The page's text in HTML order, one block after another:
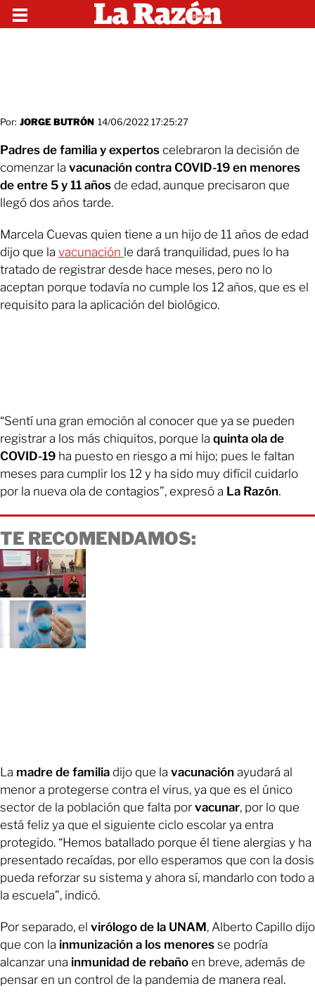
Por: JORGE BUTRÓN 14/06/2022 17:25:27
Padres de familia y expertos celebraron la decisión de
comenzar la vacunación contra COVID-19 en menores
de entre 5 y 11 años de edad, aunque precisaron que
llegó dos años tarde.
Marcela Cuevas quien tiene a un hijo de 11 años de edad
dijo que la vacunación le dará tranquilidad, pues lo ha
tratado de registrar desde hace meses, pero no lo
aceptan porque todavía no cumple los 12 años, que es el
requisito para la aplicación del biológico.
“Sentí una gran emoción al conocer que ya se pueden
registrar a los más chiquitos, porque la quinta ola de
COVID-19 ha puesto en riesgo a mi hijo; pues le faltan
meses para cumplir los 12 y ha sido muy difícil cuidarlo
por la nueva ola de contagios”, expresó a La Razón.
TE RECOMENDAMOS:
La madre de familia dijo que la vacunación ayudará al
menor a protegerse contra el virus, ya que es el único
sector de la población que falta por vacunar, por lo que
está feliz ya que el siguiente ciclo escolar ya entra
protegido. “Hemos batallado porque él tiene alergias y ha
presentado recaídas, por ello esperamos que con la dosis
pueda reforzar su sistema y ahora sí, mandarlo con todo a
la escuela”, indicó.
Por separado, el virólogo de la UNAM, Alberto Capillo dijo
que con la inmunización a los menores se podría
alcanzar una inmunidad de rebaño en breve, además de
pensar en un control de la pandemia de manera real.